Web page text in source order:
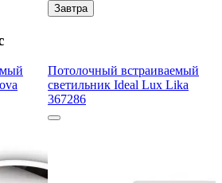
Завтра
Потолочный встраиваемый
светильник Ideal Lux Lika
367286